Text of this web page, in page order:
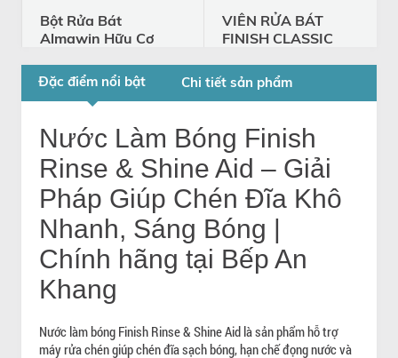
Bột Rửa Bát
Almawin Hữu Cơ
2.8Kg
HMH.0190028 -
Nhập Đức
HMH.0190028
1.001.000
đ
VIÊN RỬA BÁT
FINISH CLASSIC
FINISH CLASSIC 100 VIÊN
Đặc điểm nổi bật Chi tiết sản phẩm
Nước Làm Bóng Finish
Rinse & Shine Aid – Giải
Pháp Giúp Chén Đĩa Khô
Nhanh, Sáng Bóng |
Chính hãng tại Bếp An
Khang
Nước làm bóng Finish Rinse & Shine Aid là sản phẩm hỗ trợ
máy rửa chén giúp chén đĩa sạch bóng, hạn chế đọng nước và